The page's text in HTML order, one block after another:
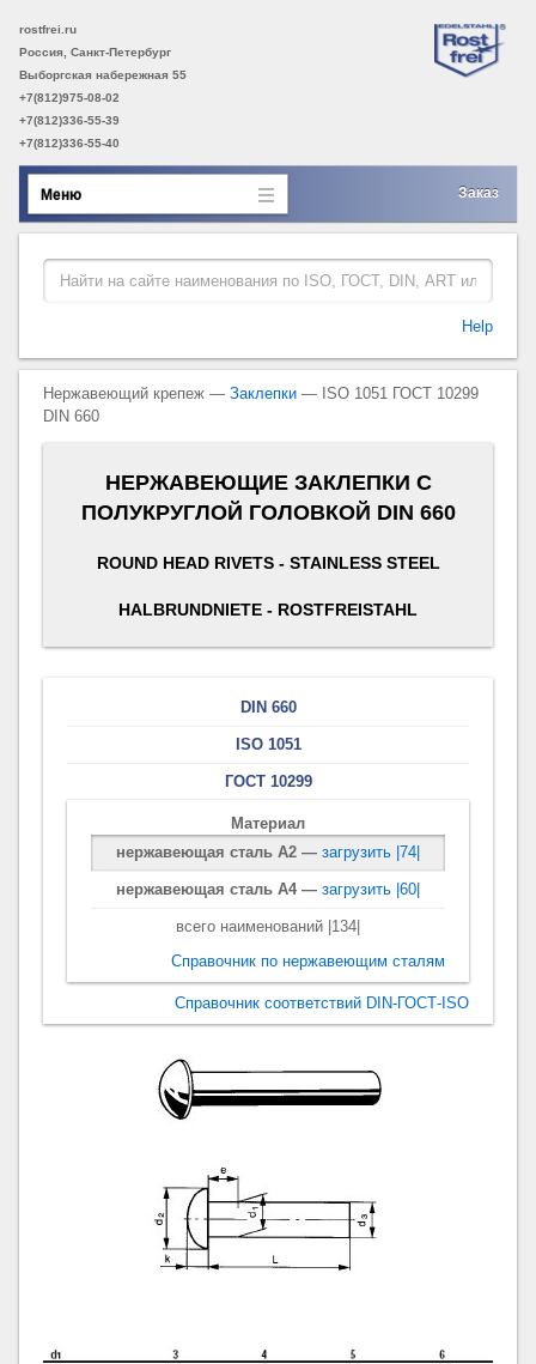
rostfrei.ru
Россия, Санкт-Петербург
Выборгская набережная 55
+7(812)975-08-02
+7(812)336-55-39
+7(812)336-55-40
Меню Заказ
Help
Нержавеющий крепеж —Заклепки — ISO 1051 ГОСТ 10299
DIN 660
НЕРЖАВЕЮЩИЕ ЗАКЛЕПКИ С
ПОЛУКРУГЛОЙ ГОЛОВКОЙ DIN 660
ROUND HEAD RIVETS - STAINLESS STEEL
HALBRUNDNIETE - ROSTFREISTAHL
DIN 660
ISO 1051
ГОСТ 10299
Материал
нержавеющая сталь A2 — загрузить |74|
нержавеющая сталь A4 — загрузить |60|
всего наименований |134|
Справочник по нержавеющим сталям
Справочник соответствий DIN-ГОСТ-ISO